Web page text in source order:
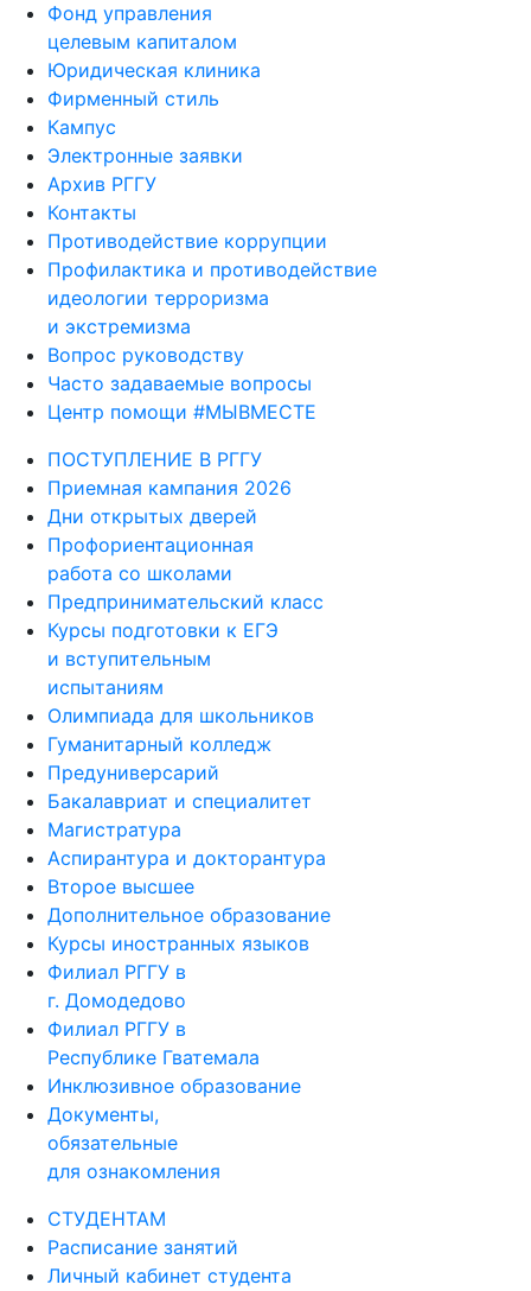
Фонд управления
целевым капиталом
Юридическая клиника
Фирменный стиль
Кампус
Электронные заявки
Архив РГГУ
Контакты
Противодействие коррупции
Профилактика и противодействие
идеологии терроризма
и экстремизма
Вопрос руководству
Часто задаваемые вопросы
Центр помощи #МЫВМЕСТЕ
ПОСТУПЛЕНИЕ В РГГУ
Приемная кампания 2026
Дни открытых дверей
Профориентационная
работа со школами
Предпринимательский класс
Курсы подготовки к ЕГЭ
и вступительным
испытаниям
Олимпиада для школьников
Гуманитарный колледж
Предуниверсарий
Бакалавриат и специалитет
Магистратура
Аспирантура и докторантура
Второе высшее
Дополнительное образование
Курсы иностранных языков
Филиал РГГУ в
г. Домодедово
Филиал РГГУ в
Республике Гватемала
Инклюзивное образование
Документы,
обязательные
для ознакомления
СТУДЕНТАМ
Расписание занятий
Личный кабинет студента